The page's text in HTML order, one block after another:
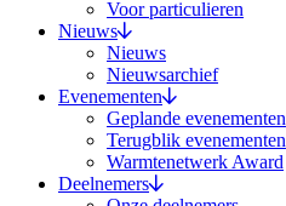
Voor particulieren
Nieuws
Nieuws
Nieuwsarchief
Evenementen
Geplande evenementen
Terugblik evenementen
Warmtenetwerk Award
Deelnemers